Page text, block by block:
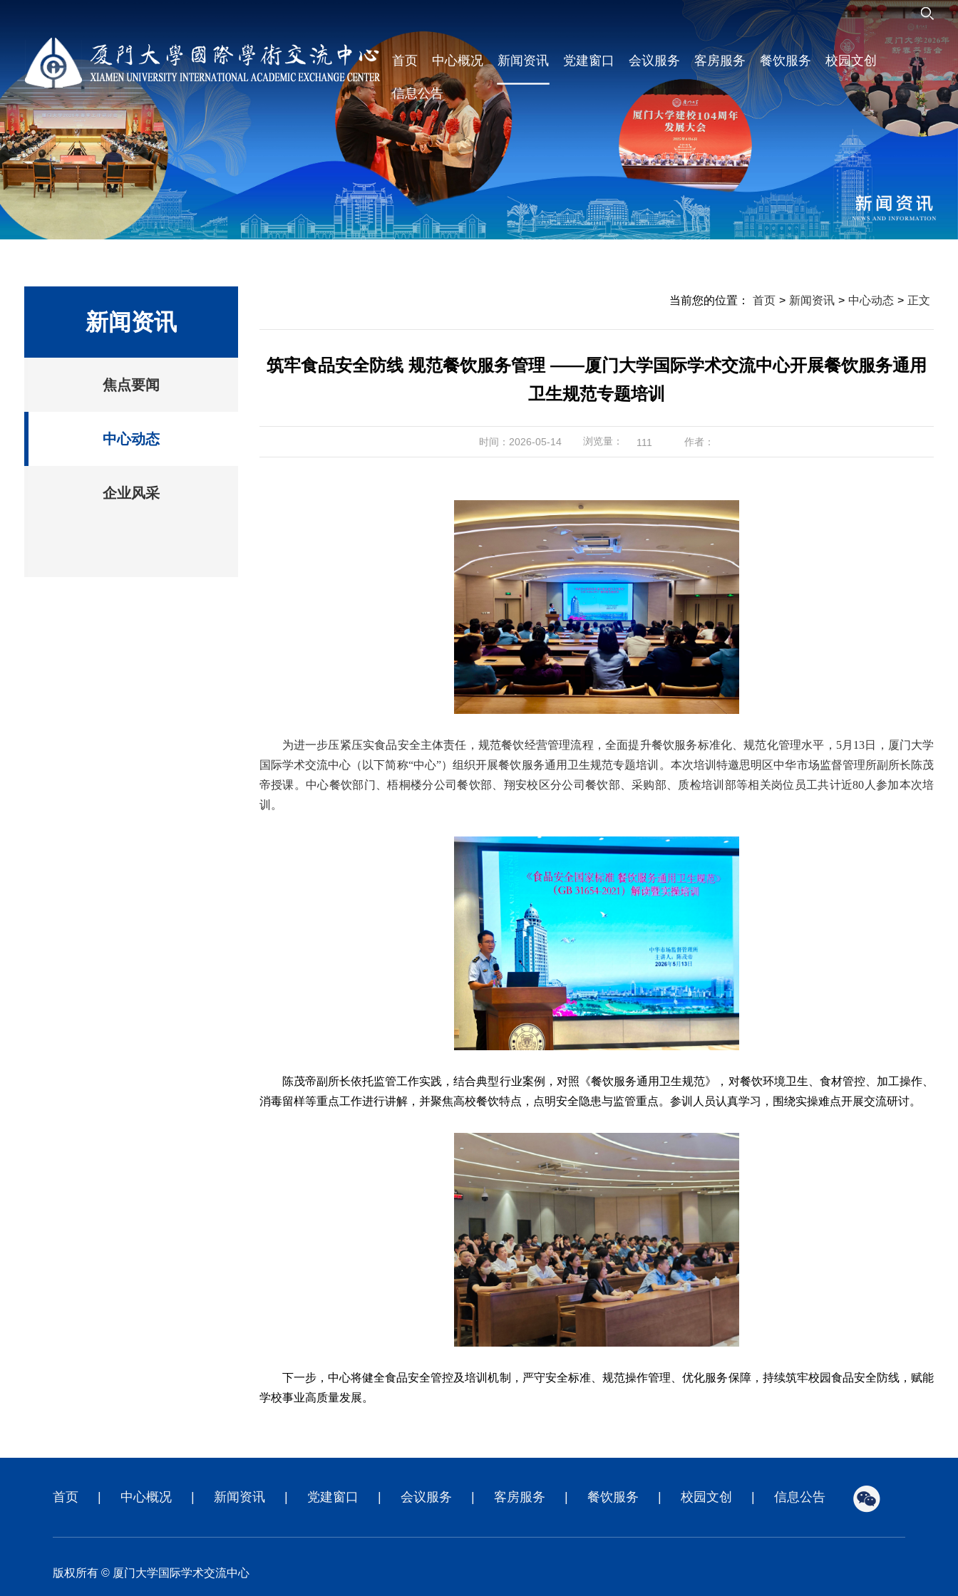
首页 中心概况 新闻资讯 党建窗口 会议服务 客房服务 餐饮服务 校园文创
信息公告
新闻资讯
焦点要闻
中心动态
企业风采
当前您的位置： 首页 > 新闻资讯 > 中心动态 > 正文
筑牢食品安全防线 规范餐饮服务管理 ——厦门大学国际学术交流中心开展餐饮服务通用
卫生规范专题培训
时间：2026-05-14 浏览量： 111 作者：
为进一步压紧压实食品安全主体责任，规范餐饮经营管理流程，全面提升餐饮服务标准化、规范化管理水平， 5月 13日，厦门大学
国际学术交流中心（以下简称“中心”）组织开展餐饮服务通用卫生规范专题培训。本次培训特邀思明区中华市场监督管理所副所长陈茂
帝授课。中心餐饮部门 、梧桐楼分公司餐饮部、翔安校区分公司餐饮部、采购部、质检培训部等相关岗位员工共计近80 人参加本次培
训。
陈茂帝副所长依托监管工作实践，结合典型行业案例，对照《餐饮服务通用卫生规范》，对餐饮环境卫生、食材管控、加工操作、
消毒留样等重点工作进行讲解，并聚焦高校餐饮特点，点明安全隐患与监管重点。参训人员认真学习，围绕实操难点开展交流研讨。
下一步，中心将健全食品安全管控及培训机制，严守安全标准、规范操作管理、优化服务保障，持续筑牢校园食品安全防线，赋能
学校事业高质量发展。
首页 | 中心概况 | 新闻资讯 | 党建窗口 | 会议服务 | 客房服务 | 餐饮服务 | 校园文创 | 信息公告
版权所有 © 厦门大学国际学术交流中心